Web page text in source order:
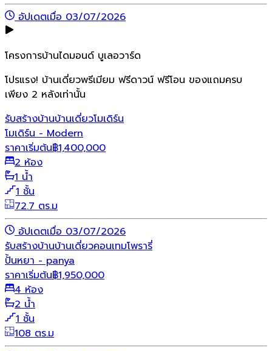
อัปเดตเมื่อ 03/07/2026
โครงการบ้านไดมอนด์ บูเลอวาร์ด
โปรแรง! บ้านเดี่ยวพรีเมียม ฟรีดาวน์ ฟรีโอน ของแถมครบ
เพียง 2 หลังเท่านั้น
รับสร้างบ้านบ้านเดี่ยวโมเดิร์น
โมเดิร์น - Modern
ราคาเริ่มต้น฿1,400,000
2 ห้อง
1 น้ำ
1 ชั้น
72.7 ตร.ม
อัปเดตเมื่อ 03/07/2026
รับสร้างบ้านบ้านเดี่ยวคอนเทมโพรารี่
ปั้นหยา - panya
ราคาเริ่มต้น฿1,950,000
4 ห้อง
2 น้ำ
1 ชั้น
108 ตร.ม